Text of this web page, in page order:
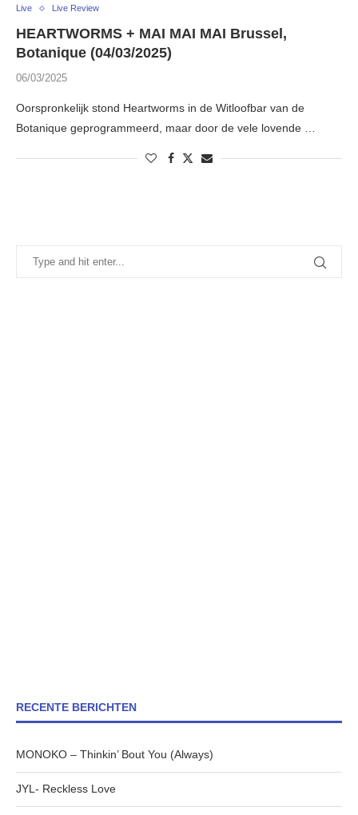
Live Live Review
HEARTWORMS + MAI MAI MAI Brussel,
Botanique (04/03/2025)
06/03/2025
Oorspronkelijk stond Heartworms in de Witloofbar van de
Botanique geprogrammeerd, maar door de vele lovende …
RECENTE BERICHTEN
MONOKO – Thinkin’ Bout You (Always)
JYL- Reckless Love